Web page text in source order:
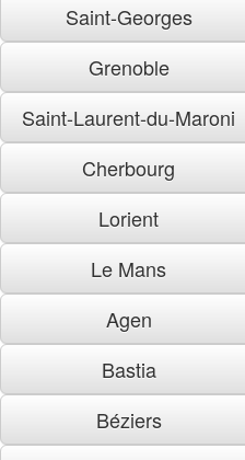
Saint-Georges
Grenoble
Saint-Laurent-du-Maroni
Cherbourg
Lorient
Le Mans
Agen
Bastia
Béziers